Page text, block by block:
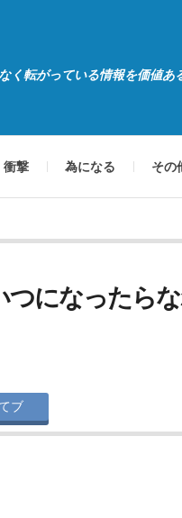
く転がっている情報を価値あ
衝撃 為になる その
になったら
ブ